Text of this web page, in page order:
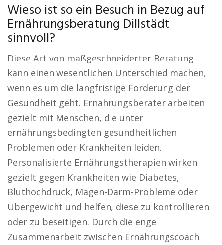
Wieso ist so ein Besuch in Bezug auf
Ernährungsberatung Dillstädt
sinnvoll?
Diese Art von maßgeschneiderter Beratung
kann einen wesentlichen Unterschied machen,
wenn es um die langfristige Förderung der
Gesundheit geht. Ernährungsberater arbeiten
gezielt mit Menschen, die unter
ernährungsbedingten gesundheitlichen
Problemen oder Krankheiten leiden.
Personalisierte Ernährungstherapien wirken
gezielt gegen Krankheiten wie Diabetes,
Bluthochdruck, Magen-Darm-Probleme oder
Übergewicht und helfen, diese zu kontrollieren
oder zu beseitigen. Durch die enge
Zusammenarbeit zwischen Ernährungscoach